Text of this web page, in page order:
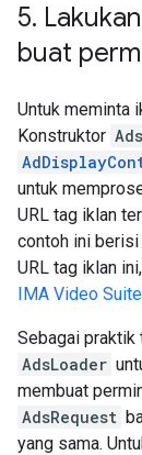
5.
buat
Untuk meminta
Konstruktor
untuk
URL tag iklan
contoh ini
URL tag iklan
IMA Video
Sebagai praktik
AdsLoader
membuat
AdsRequest
yang sama.